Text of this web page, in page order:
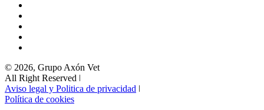
© 2026, Grupo Axón Vet
All Right Reserved ǀ
Aviso legal y Politica de privacidad ǀ
Política de cookies